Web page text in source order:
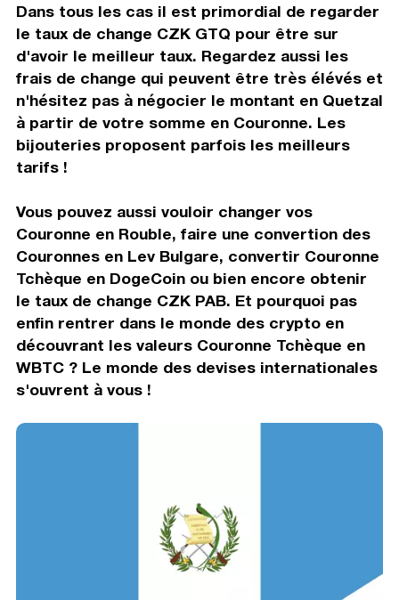
Dans tous les cas il est primordial de regarder
le taux de change CZK GTQ pour être sur
d'avoir le meilleur taux. Regardez aussi les
frais de change qui peuvent être très élévés et
n'hésitez pas à négocier le montant en Quetzal
à partir de votre somme en Couronne. Les
bijouteries proposent parfois les meilleurs
tarifs !
Vous pouvez aussi vouloir changer vos
Couronne en Rouble, faire une convertion des
Couronnes en Lev Bulgare, convertir Couronne
Tchèque en DogeCoin ou bien encore obtenir
le taux de change CZK PAB. Et pourquoi pas
enfin rentrer dans le monde des crypto en
découvrant les valeurs Couronne Tchèque en
WBTC ? Le monde des devises internationales
s'ouvrent à vous !